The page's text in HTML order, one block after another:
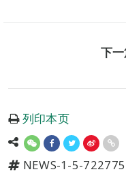
下一
列印本页
NEWS-1-5-722775